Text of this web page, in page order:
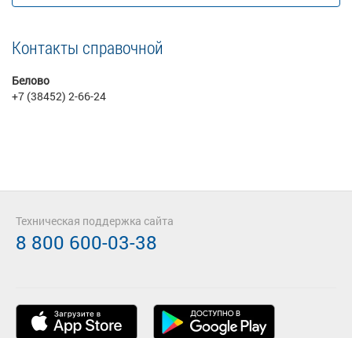
Контакты справочной
Белово
+7 (38452) 2-66-24
Техническая поддержка сайта
8 800 600-03-38